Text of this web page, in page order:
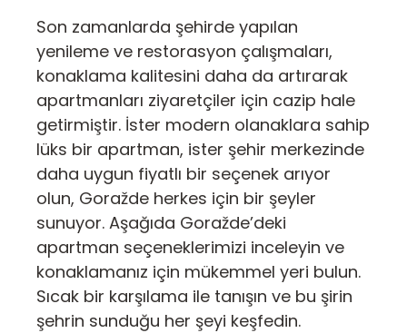
Son zamanlarda şehirde yapılan
yenileme ve restorasyon çalışmaları,
konaklama kalitesini daha da artırarak
apartmanları ziyaretçiler için cazip hale
getirmiştir. İster modern olanaklara sahip
lüks bir apartman, ister şehir merkezinde
daha uygun fiyatlı bir seçenek arıyor
olun, Goražde herkes için bir şeyler
sunuyor. Aşağıda Goražde’deki
apartman seçeneklerimizi inceleyin ve
konaklamanız için mükemmel yeri bulun.
Sıcak bir karşılama ile tanışın ve bu şirin
şehrin sunduğu her şeyi keşfedin.